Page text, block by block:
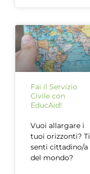
Fai il Servizio
Civile con
EducAid!
Vuoi allargare i
tuoi orizzonti? Ti
senti cittadino/a
del mondo?